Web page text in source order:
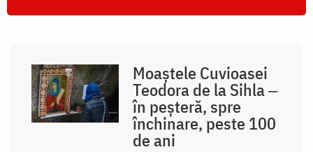
Moaștele Cuvioasei
Teodora de la Sihla ‒
în peșteră, spre
închinare, peste 100
de ani